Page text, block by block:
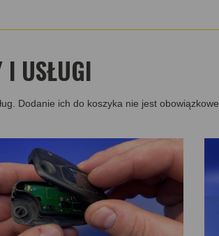
I USŁUGI
Dodanie ich do koszyka nie jest obowiązkowe.